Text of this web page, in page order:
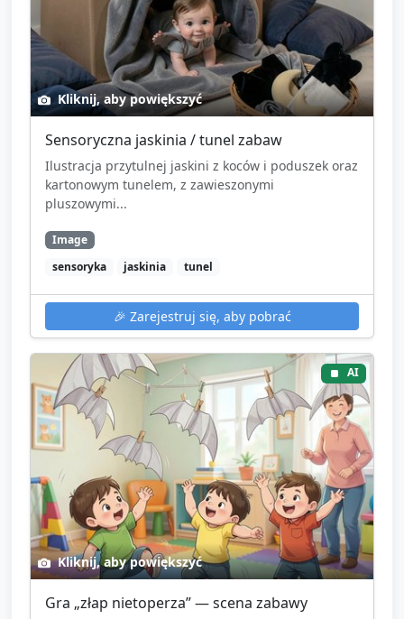
Kliknij, aby powiększyć
Sensoryczna jaskinia / tunel zabaw
Ilustracja przytulnej jaskini z koców i poduszek oraz
kartonowym tunelem, z zawieszonymi
pluszowymi...
Image
sensoryka
jaskinia tunel
🎉 Zarejestruj się, aby pobrać
AI
Kliknij, aby powiększyć
Gra „złap nietoperza” — scena zabawy